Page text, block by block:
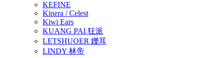
KEFINE
Kinera / Celest
Kiwi Ears
KUANG PAI 狂派
LETSHUOER 鑠耳
LINDY 林帝